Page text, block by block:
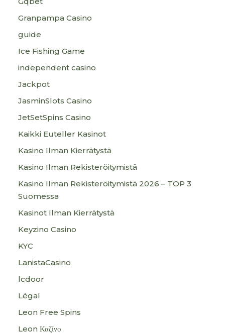
Granpampa Casino
guide
Ice Fishing Game
independent casino
Jackpot
JasminSlots Casino
JetSetSpins Casino
Kaikki Euteller Kasinot
Kasino Ilman Kierrätystä
Kasino Ilman Rekisteröitymistä
Kasino Ilman Rekisteröitymistä 2026 – TOP 3
Suomessa
Kasinot Ilman Kierrätystä
Keyzino Casino
KYC
LanistaCasino
lcdoor
Légal
Leon Free Spins
Leon Καζίνο